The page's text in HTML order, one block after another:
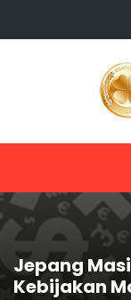
Jepang
Kebijakan